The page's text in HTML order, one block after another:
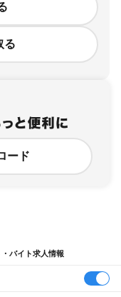
る
ード
バイト求人情報